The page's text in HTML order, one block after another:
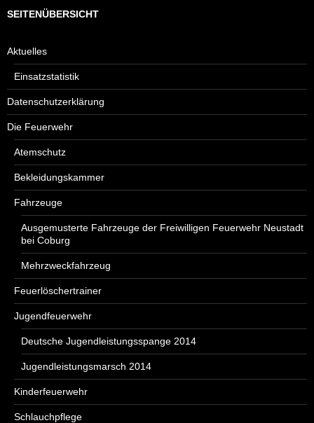
SEITENÜBERSICHT
Aktuelles
Einsatzstatistik
Datenschutzerklärung
Die Feuerwehr
Atemschutz
Bekleidungskammer
Fahrzeuge
Ausgemusterte Fahrzeuge der Freiwilligen Feuerwehr Neustadt
bei Coburg
Mehrzweckfahrzeug
Feuerlöschertrainer
Jugendfeuerwehr
Deutsche Jugendleistungsspange 2014
Jugendleistungsmarsch 2014
Kinderfeuerwehr
Schlauchpflege